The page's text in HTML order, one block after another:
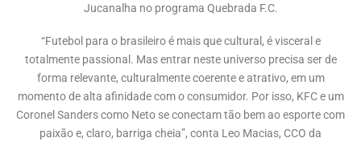
Jucanalha no programa Quebrada F.C.
“Futebol para o brasileiro é mais que cultural, é visceral e
totalmente passional. Mas entrar neste universo precisa ser de
forma relevante, culturalmente coerente e atrativo, em um
momento de alta afinidade com o consumidor. Por isso, KFC e um
Coronel Sanders como Neto se conectam tão bem ao esporte com
paixão e, claro, barriga cheia”, conta Leo Macias, CCO da